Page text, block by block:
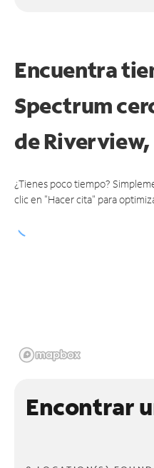
Encuentra
Spectrum
deRiverview,
¿Tienes poco tiempo?
clic en "Hacer cita" para
Encontrar